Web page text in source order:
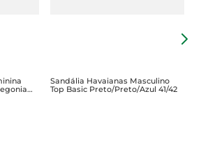
Sandália Havaianas Masculino
Top Basic Preto/Preto/Azul 41/42